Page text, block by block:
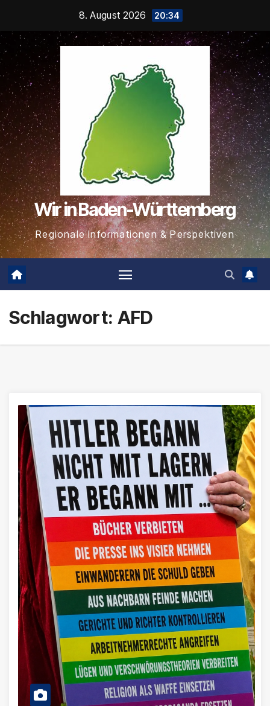
springen
8. August 2026 20:34
Wir in Baden-Württemberg
Regionale Informationen & Perspektiven
Schlagwort: AFD